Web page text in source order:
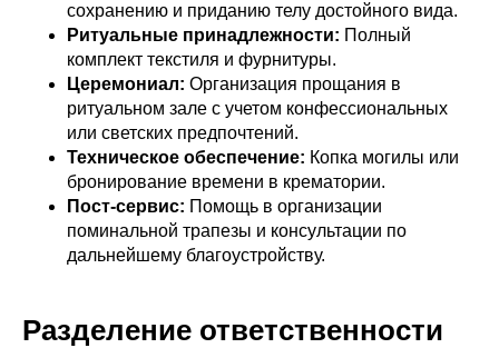
сохранению и приданию телу достойного вида.
Ритуальные принадлежности: Полный
комплект текстиля и фурнитуры.
Церемониал: Организация прощания в
ритуальном зале с учетом конфессиональных
или светских предпочтений.
Техническое обеспечение: Копка могилы или
бронирование времени в крематории.
Пост-сервис: Помощь в организации
поминальной трапезы и консультации по
дальнейшему благоустройству.
Разделение ответственности